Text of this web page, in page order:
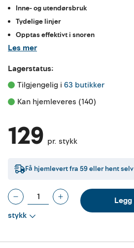
Inne- og utendørsbruk
Tydelige linjer
Opptas effektivt i snoren
Les mer
Lagerstatus:
Tilgjengelig i 63 butikker
Kan hjemleveres (140)
129 pr. stykk
Få hjemlevert fra 59eller hent
stykk